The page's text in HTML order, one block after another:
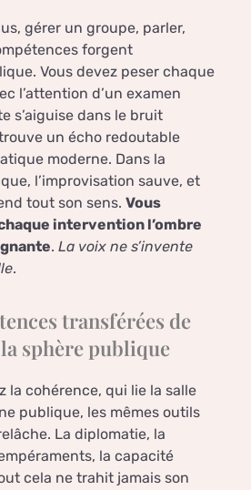
gérer un groupe, parler,
forgent
Vous devez peser chaque
l’attention d’un examen
s’aiguise dans le bruit
un écho redoutable
moderne. Dans la
l’improvisation sauve, et
tout son sens. Vous
intervention l’ombre
. La voix ne s’invente
.
transférées de
sphère publique
la cohérence, qui lie la salle
publique, les mêmes outils
La diplomatie, la
la capacité
cela ne trahit jamais son